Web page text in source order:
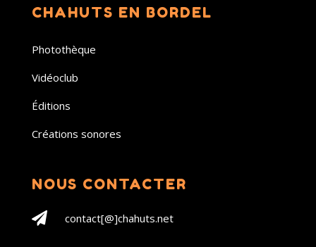
CHAHUTS EN BORDEL
Photothèque
Vidéoclub
Éditions
Créations sonores
NOUS CONTACTER
 contact[@]chahuts.net